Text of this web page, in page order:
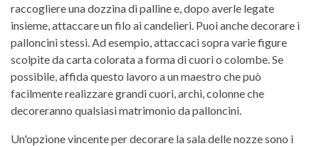
raccogliere una dozzina di palline e, dopo averle legate
insieme, attaccare un filo ai candelieri. Puoi anche decorare i
palloncini stessi. Ad esempio, attaccaci sopra varie figure
scolpite da carta colorata a forma di cuori o colombe. Se
possibile, affida questo lavoro a un maestro che può
facilmente realizzare grandi cuori, archi, colonne che
decoreranno qualsiasi matrimonio da palloncini.
Un'opzione vincente per decorare la sala delle nozze sono i